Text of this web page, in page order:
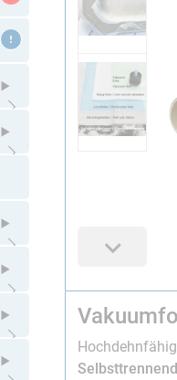
Untermenü öffnen
Untermenü öffnen
Untermenü öffnen
Untermenü öffnen
Selbsttrennend